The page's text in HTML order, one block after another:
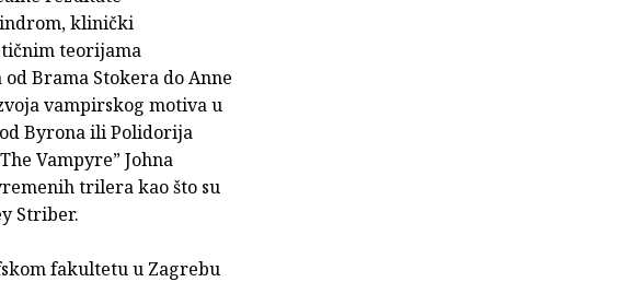
klinički
teorijama
Brama Stokera do Anne
vampirskog motiva u
Byrona ili Polidorija
Vampyre” Johna
trilera kao što su
Striber.
fakultetu u Zagrebu